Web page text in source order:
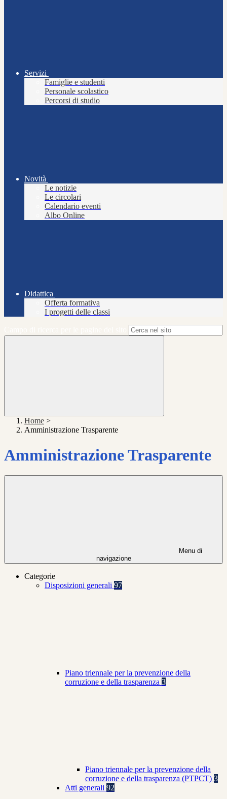
Servizi
Famiglie e studenti
Personale scolastico
Percorsi di studio
Novità
Le notizie
Le circolari
Calendario eventi
Albo Online
Didattica
Offerta formativa
I progetti delle classi
Home >
Amministrazione Trasparente
Amministrazione Trasparente
Menu di
navigazione
Categorie
Disposizioni generali 97
Piano triennale per la prevenzione della
corruzione e della trasparenza 3
Piano triennale per la prevenzione della
corruzione e della trasparenza (PTPCT) 3
Atti generali 92